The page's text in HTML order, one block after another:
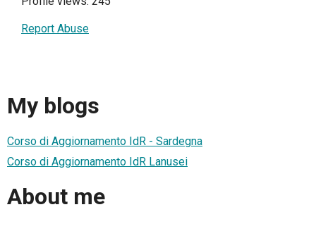
Report Abuse
My blogs
Corso di Aggiornamento IdR - Sardegna
Corso di Aggiornamento IdR Lanusei
About me